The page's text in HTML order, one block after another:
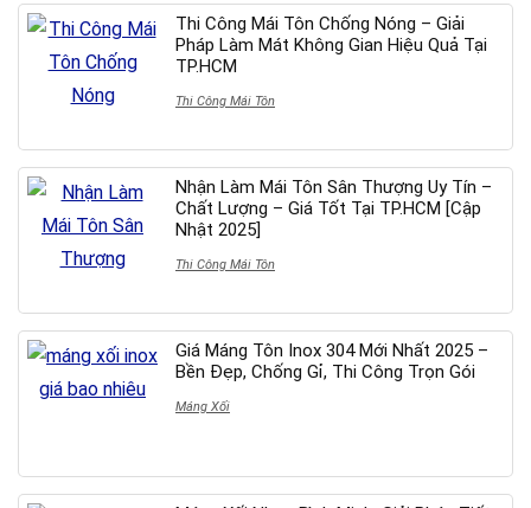
Thi Công Mái Tôn Chống Nóng – Giải
Pháp Làm Mát Không Gian Hiệu Quả Tại
TP.HCM
Thi Công Mái Tôn
Nhận Làm Mái Tôn Sân Thượng Uy Tín –
Chất Lượng – Giá Tốt Tại TP.HCM [Cập
Nhật 2025]
Thi Công Mái Tôn
Giá Máng Tôn Inox 304 Mới Nhất 2025 –
Bền Đẹp, Chống Gỉ, Thi Công Trọn Gói
Máng Xối